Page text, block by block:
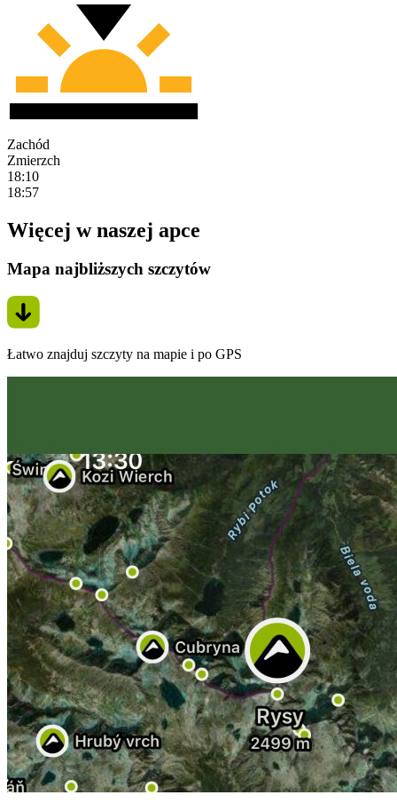
Zachód
Zmierzch
18:10
18:57
Więcej w naszej apce
Mapa najbliższych szczytów
Łatwo znajduj szczyty na mapie i po GPS